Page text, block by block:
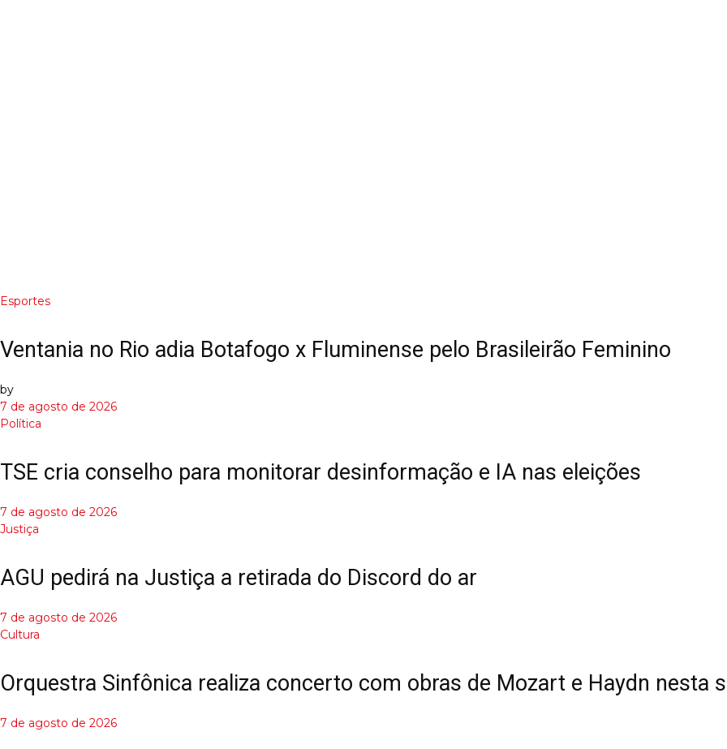
Esportes
Ventania no Rio adia Botafogo x Fluminense pelo Brasileirão Feminino
by
7 de agosto de 2026
Política
TSE cria conselho para monitorar desinformação e IA nas eleições
7 de agosto de 2026
Justiça
AGU pedirá na Justiça a retirada do Discord do ar
7 de agosto de 2026
Cultura
Orquestra Sinfônica realiza concerto com obras de Mozart e Haydn nesta
7 de agosto de 2026